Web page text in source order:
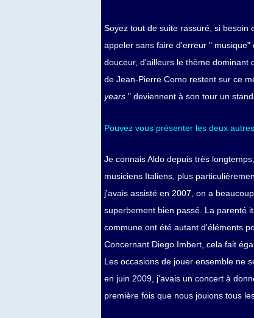
Soyez tout de suite rassuré, si besoin
appeler sans faire d'erreur "
douceur, d'ailleurs le thème dominant
de Jean-Pierre Como restent sur ce
years" deviennent à son tour un
Pouvez vous présenter les deux
Je connais Aldo depuis très
musiciens Italiens, plus
j'avais assisté en 2007, on a
superbement bien passé. La parenté
commune ont été autant d'éléments
Concernant Diego Imbert, cela fait
Les occasions de jouer ensemble ne
en juin 2009, j'avais un concert à
première fois que nous jouions tous